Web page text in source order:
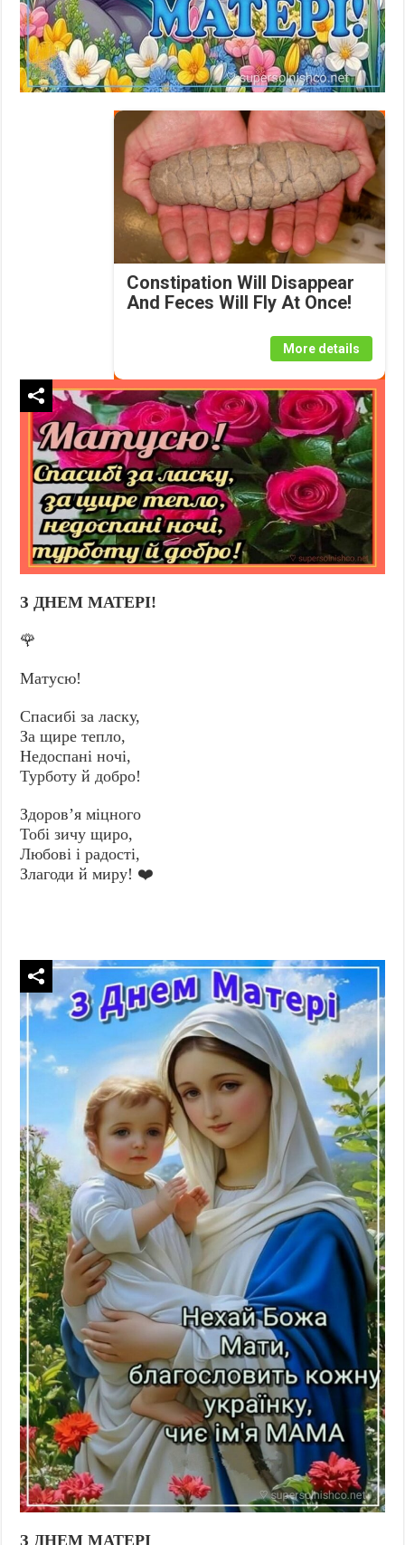
Constipation Will Disappear
And Feces Will Fly At Once!
More details
З ДНЕМ МАТЕРІ!
🌹
Матусю!
Спасибі за ласку,
За щире тепло,
Недоспані ночі,
Турботу й добро!
Здоров’я міцного
Тобі зичу щиро,
Любові і радості,
Злагоди й мирy! ❤️
З ДНЕМ МАТЕРІ